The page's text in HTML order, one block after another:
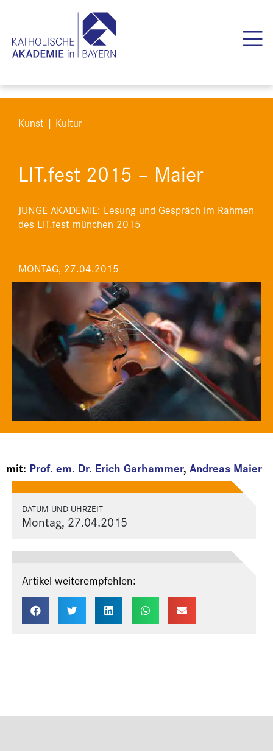
Kunst | Kultur
LIT.fest 2015 – Maier
JUNGE AKADEMIE: Lesung und Gespräch im Rahmen
des LIT.fest münchen 2015
MONTAG, 27.04.2015
mit: Prof. em. Dr. Erich Garhammer, Andreas Maier
DATUM UND UHRZEIT
Montag, 27.04.2015
Artikel weiterempfehlen: